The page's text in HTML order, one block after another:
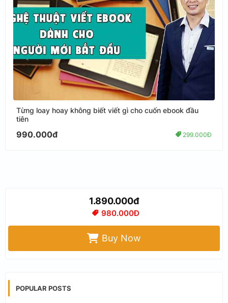
Từng loay hoay không biết viết gì cho cuốn ebook đầu
tiên
990.000đ 299.000Đ
1.890.000đ
980.000Đ
Buy Now
POPULAR POSTS